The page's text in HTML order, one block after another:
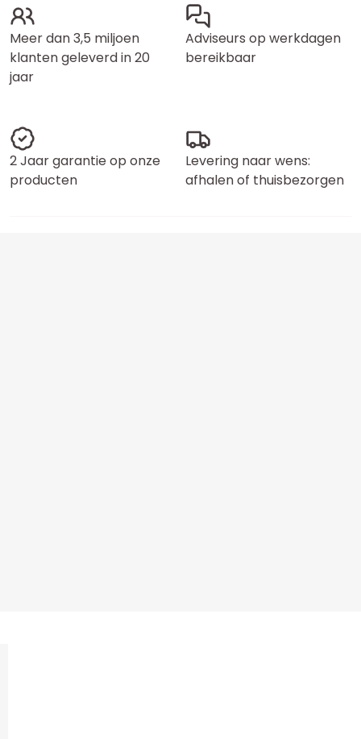
Meer dan 3,5 miljoen
klanten geleverd in 20
jaar
Adviseurs op werkdagen
bereikbaar
2 Jaar garantie op onze
producten
Levering naar wens:
afhalen of thuisbezorgen